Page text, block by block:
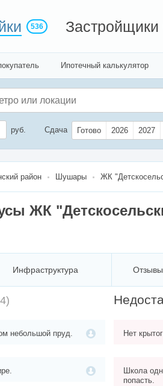
536 Застройщики
Ипотечный калькулятор
руб. Сдача Готово 2026 2027
район Шушары ЖК
ЖК
Инфраструктура Отзывы
небольшой пруд. Нет
Школа
попасть.